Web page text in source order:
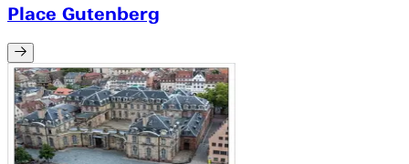
Place Gutenberg